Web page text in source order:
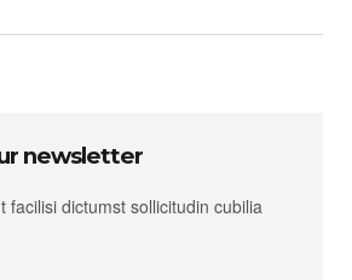
newsletter
facilisi dictumst sollicitudin cubilia